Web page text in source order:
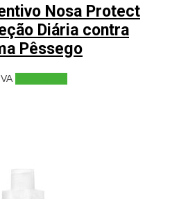
Nosa Protect
Diária contra
Pêssego